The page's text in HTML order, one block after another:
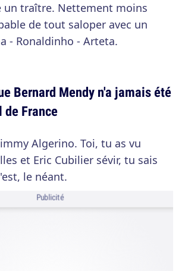
un traître. Nettement moins
de tout saloper avec un
- Ronaldinho - Arteta.
Bernard Mendy n'a jamais été
France
Algerino. Toi, tu as vu
et Eric Cubilier sévir, tu sais
le néant.
Publicité